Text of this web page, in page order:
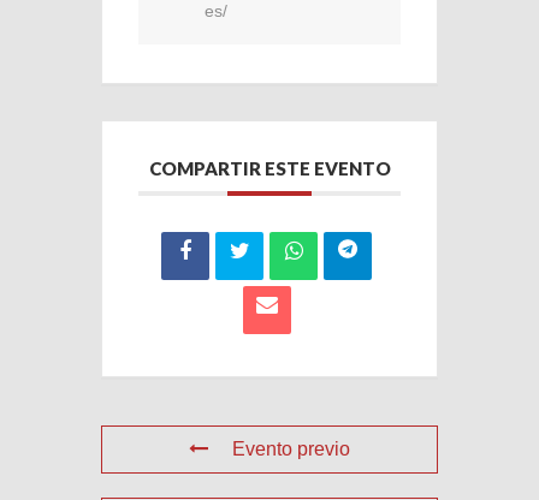
es/
COMPARTIR ESTE EVENTO
Evento previo